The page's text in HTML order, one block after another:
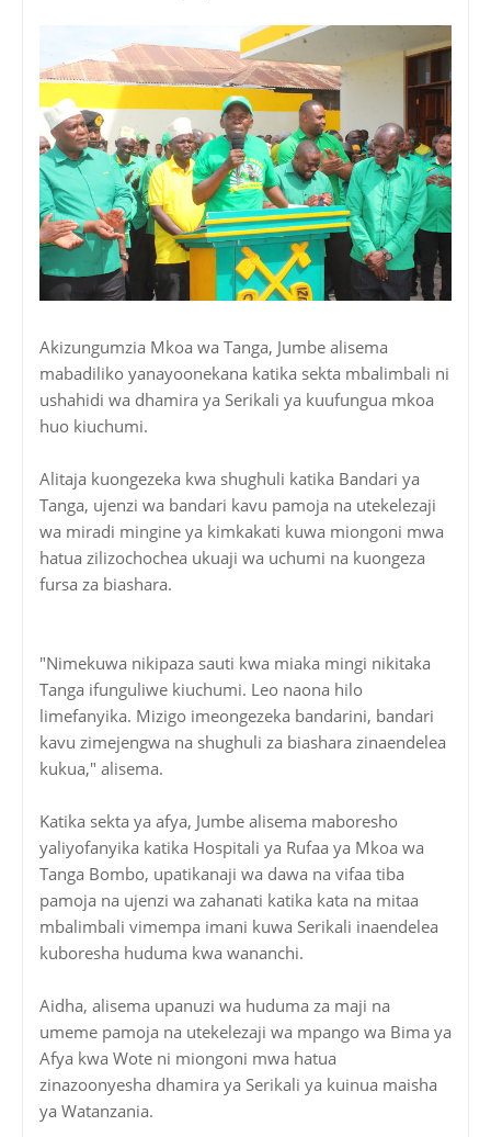
Akizungumzia Mkoa wa Tanga, Jumbe alisema
mabadiliko yanayoonekana katika sekta mbalimbali ni
ushahidi wa dhamira ya Serikali ya kuufungua mkoa
huo kiuchumi.
Alitaja kuongezeka kwa shughuli katika Bandari ya
Tanga, ujenzi wa bandari kavu pamoja na utekelezaji
wa miradi mingine ya kimkakati kuwa miongoni mwa
hatua zilizochochea ukuaji wa uchumi na kuongeza
fursa za biashara.
"Nimekuwa nikipaza sauti kwa miaka mingi nikitaka
Tanga ifunguliwe kiuchumi. Leo naona hilo
limefanyika. Mizigo imeongezeka bandarini, bandari
kavu zimejengwa na shughuli za biashara zinaendelea
kukua," alisema.
Katika sekta ya afya, Jumbe alisema maboresho
yaliyofanyika katika Hospitali ya Rufaa ya Mkoa wa
Tanga Bombo, upatikanaji wa dawa na vifaa tiba
pamoja na ujenzi wa zahanati katika kata na mitaa
mbalimbali vimempa imani kuwa Serikali inaendelea
kuboresha huduma kwa wananchi.
Aidha, alisema upanuzi wa huduma za maji na
umeme pamoja na utekelezaji wa mpango wa Bima ya
Afya kwa Wote ni miongoni mwa hatua
zinazoonyesha dhamira ya Serikali ya kuinua maisha
ya Watanzania.